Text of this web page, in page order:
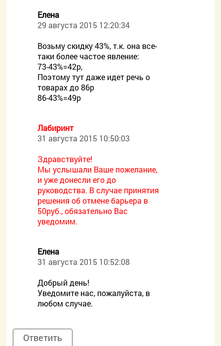
Елена
29 августа 2015 12:20:34
Возьму скидку 43%, т.к. она все-
таки более частое явление:
73-43%=42р,
Поэтому тут даже идет речь о
товарах до 86р
86-43%=49р
Лабиринт
31 августа 2015 10:50:03
Здравствуйте!
Мы услышали Ваше пожелание,
и уже донесли его до
руководства. В случае принятия
решения об отмене барьера в
50руб., обязательно Вас
уведомим.
Елена
31 августа 2015 10:52:08
Добрый день!
Уведомите нас, пожалуйста, в
любом случае.
Ответить